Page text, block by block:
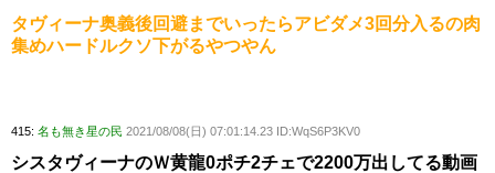
タヴィーナ奥義後回避までいったらアビダメ3回分入るの肉
集めハードルクソ下がるやつやん
415: 名も無き星の民 2021/08/08(日) 07:01:14.23 ID:WqS6P3KV0
シスタヴィーナのＷ黄龍0ポチ2チェで2200万出してる動画